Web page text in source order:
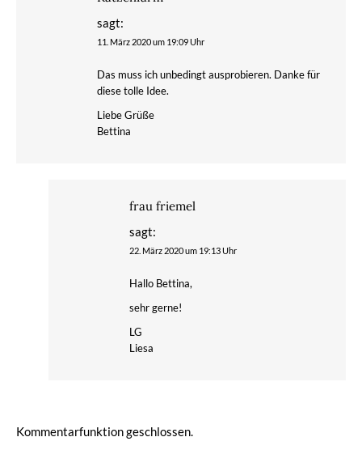
sagt:
11. März 2020 um 19:09 Uhr
Das muss ich unbedingt ausprobieren. Danke für
diese tolle Idee.
Liebe Grüße
Bettina
frau friemel
sagt:
22. März 2020 um 19:13 Uhr
Hallo Bettina,
sehr gerne!
LG
Liesa
Kommentarfunktion geschlossen.